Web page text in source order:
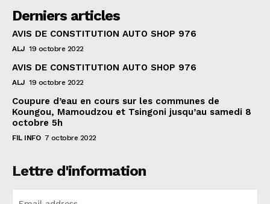
Derniers articles
AVIS DE CONSTITUTION AUTO SHOP 976
ALJ 19 octobre 2022
AVIS DE CONSTITUTION AUTO SHOP 976
ALJ 19 octobre 2022
Coupure d’eau en cours sur les communes de
Koungou, Mamoudzou et Tsingoni jusqu’au samedi 8
octobre 5h
FIL INFO 7 octobre 2022
Lettre d'information